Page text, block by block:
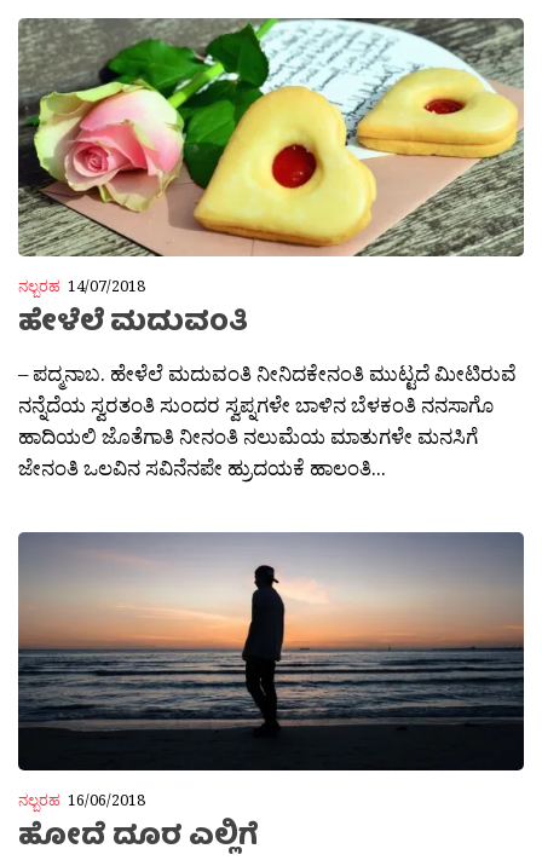
ನಲ್ಬರಹ 14/07/2018
ಹೇಳೆಲೆ ಮದುವಂತಿ
– ಪದ್ಮನಾಬ. ಹೇಳೆಲೆ ಮದುವಂತಿ ನೀನಿದಕೇನಂತಿ ಮುಟ್ಟದೆ ಮೀಟಿರುವೆ
ನನ್ನೆದೆಯ ಸ್ವರತಂತಿ ಸುಂದರ ಸ್ವಪ್ನಗಳೇ ಬಾಳಿನ ಬೆಳಕಂತಿ ನನಸಾಗೊ
ಹಾದಿಯಲಿ ಜೊತೆಗಾತಿ ನೀನಂತಿ ನಲುಮೆಯ ಮಾತುಗಳೇ ಮನಸಿಗೆ
ಜೇನಂತಿ ಒಲವಿನ ಸವಿನೆನಪೇ ಹ್ರುದಯಕೆ ಹಾಲಂತಿ...
ನಲ್ಬರಹ 16/06/2018
ಹೋದೆ ದೂರ ಎಲ್ಲಿಗೆ